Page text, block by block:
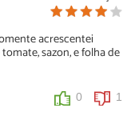
acrescentei
sazon, e folha de
0 1